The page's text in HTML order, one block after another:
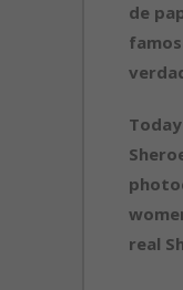
de
real